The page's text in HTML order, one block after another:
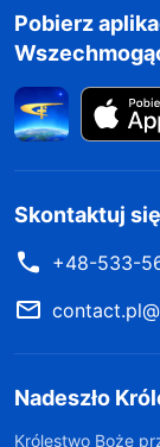
Pobierz
Skontaktuj
+48-533-
Nadeszło
Królestwo Boże